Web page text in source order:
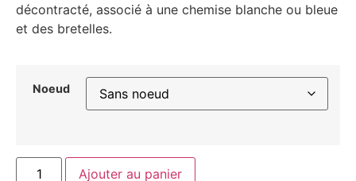
décontracté, associé à une chemise blanche ou bleue
et des bretelles.
Noeud
Ajouter au panier